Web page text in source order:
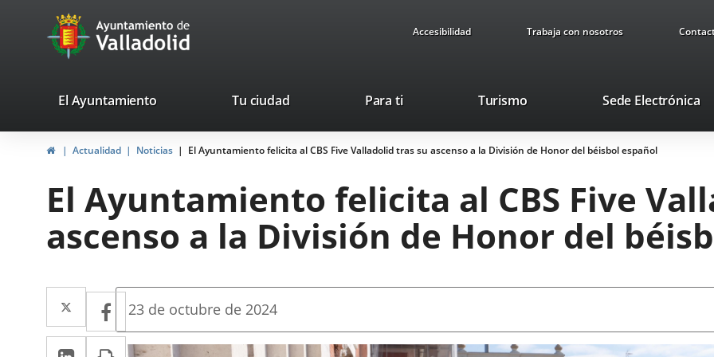
Portal
Web
Ayuntamiento
de
Accesibilidad Trabaja con nosotros
valladolid.es
El Ayuntamiento Tu ciudad Para ti TurismoEste
se
abrirá
una
ventana
Sede Electrónica
InicioActualidad Noticias El Ayuntamiento felicita al CBS Five Valladolid tras su ascenso a la División de Honor del béisbol español
El Ayuntamiento felicita al CBS Five
ascenso a la División de Honor del
Twitter
Enlace
a
Facebook
Enlace
a
LinkedIn
EnlaceImprimir
Fecha
la
noticia
23 de octubre de 2024